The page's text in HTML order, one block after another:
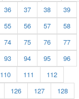
36 37 38
39
55 56 57
58
74 75 76
77
93 94 95
96
110 111
112
126 127
128